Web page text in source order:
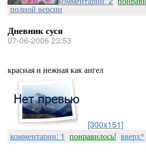
полной версии
Дневник суся
07-06-2006 23:53
красиая и нежная как ангел
[300x151]
комментарии: 1 понравилось! вверх^